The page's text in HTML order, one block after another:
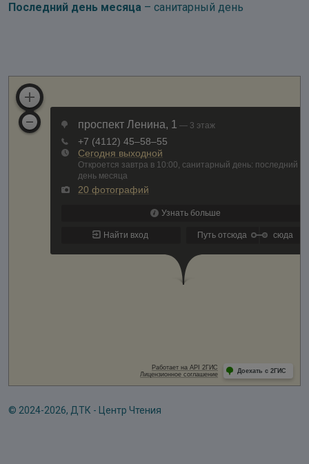
Последний день месяца – санитарный день
© 2024-2026, ДТК - Центр Чтения